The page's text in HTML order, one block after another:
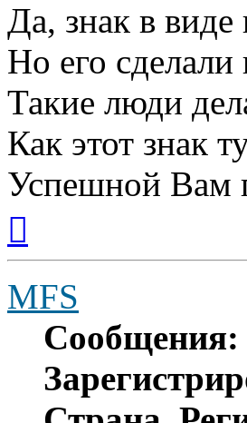
Да, знак в виде
Но его
Такие люди
Как этот знак
Успешной Вам
началу
MFS
Сообщения: